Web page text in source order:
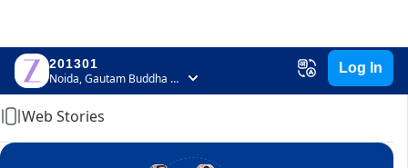
201301
Noida, Gautam Buddha Nagar, Uttar Pradesh
Log In
Home
Web Stories